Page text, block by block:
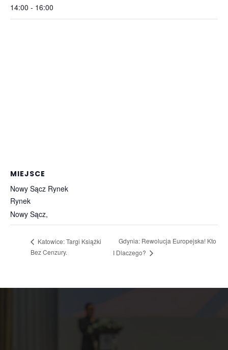
14:00 - 16:00
MIEJSCE
Nowy Sącz Rynek
Rynek
Nowy Sącz,
Katowice: Targi Książki
Bez Cenzury.
Gdynia: Rewolucja Europejska! Kto
I Dlaczego?